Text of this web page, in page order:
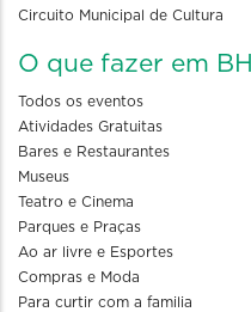
Circuito Municipal de Cultura
O que fazer em BH
Todos os eventos
Atividades Gratuitas
Bares e Restaurantes
Museus
Teatro e Cinema
Parques e Praças
Ao ar livre e Esportes
Compras e Moda
Para curtir com a familia